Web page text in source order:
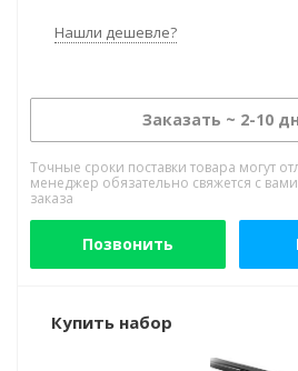
Нашли дешевле?
Заказать ~ 2-10
Точные сроки поставки товара могут
менеджер обязательно свяжется с
заказа
Позвонить
Купить набор